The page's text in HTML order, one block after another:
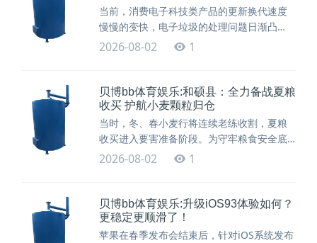
当前，消费电子科技类产品的更新换代速度
慢慢的变快，电子垃圾的处理问题日渐凸
显。近年来，德国、日本
2026-08-02 1
贝博bb体育娱乐:和硕县：全力备战夏粮
收买 护航小麦颗粒归仓
当时，冬、春小麦行将连续老练收割，夏粮
收买进入要害准备阶段。为守牢粮食安全底
线，保证夏粮收买平稳
2026-08-02 1
贝博bb体育娱乐:升级iOS93体验如何？
更稳定更顺滑了！
苹果在春季发布会结束后，针对iOS系统发布